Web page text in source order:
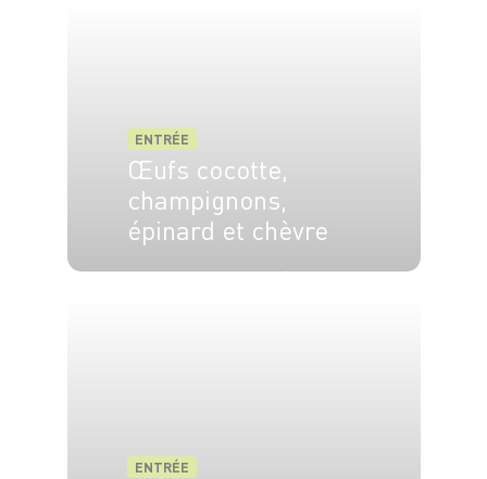
ENTRÉE
Œufs cocotte,
champignons,
épinard et chèvre
ENTRÉE